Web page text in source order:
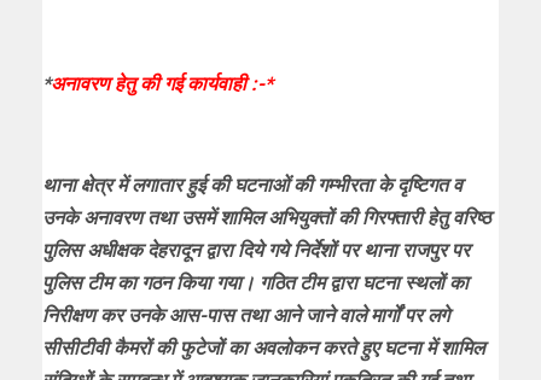
*अनावरण हेतु की गई कार्यवाही :-*
थाना क्षेत्र में लगातार हुई की घटनाओं की गम्भीरता के दृष्टिगत व
उनके अनावरण तथा उसमें शामिल अभियुक्तों की गिरफ्तारी हेतु वरिष्ठ
पुलिस अधीक्षक देहरादून द्वारा दिये गये निर्देशों पर थाना राजपुर पर
पुलिस टीम का गठन किया गया। गठित टीम द्वारा घटना स्थलों का
निरीक्षण कर उनके आस-पास तथा आने जाने वाले मार्गों पर लगे
सीसीटीवी कैमरों की फुटेजों का अवलोकन करते हुए घटना में शामिल